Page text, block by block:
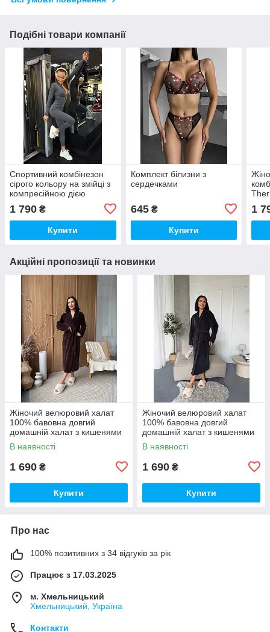
Подібні товари компанії
Спортивний комбінезон
сірого кольору на змійці з
компресійною дією
1 790 ₴
Купити
Комплект білизни з
сердечками
645₴
Купити
1
Акційні пропозиції та новинки
Жіночий велюровий халат
100% бавовна довгий
домашній халат з кишенями
преміум якості
В наявності
1 690 ₴
Купити
Жіночий велюровий халат
100% бавовна довгий
домашній халат з кишенями
преміум якості
В наявності
1 690 ₴
Купити
Про нас
100% позитивних з 34 відгуків за рік
Працює з 17.03.2025
м. Хмельницький
Хмельницький, Україна
Контакти